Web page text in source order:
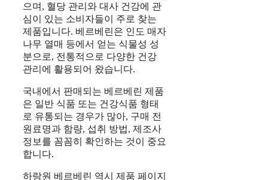
으며, 혈당 관리와 대사 건강에 관
심이 있는 소비자들이 주로 찾는
제품입니다. 베르베린은 인도 매자
나무 열매 등에서 얻는 식물성 성
분으로, 전통적으로 다양한 건강
관리에 활용되어 왔습니다.
국내에서 판매되는 베르베린 제품
은 일반 식품 또는 건강식품 형태
로 유통되는 경우가 많아, 구매 전
원료명과 함량, 섭취 방법, 제조사
정보를 꼼꼼히 확인하는 것이 중요
합니다.
하랑원 베르베린 역시 제품 페이지